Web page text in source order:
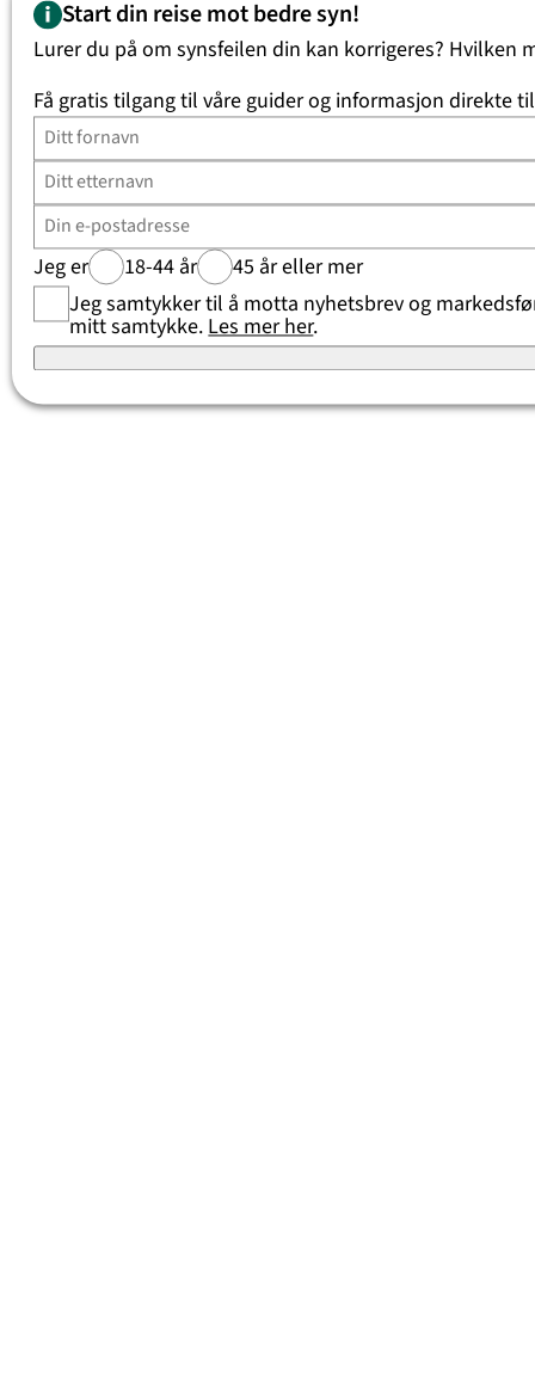
Start din reise mot bedre syn!
Lurer du på om synsfeilen din kan korrigeres? Hvilken
Få gratis tilgang til våre guider og informasjon direkte
Jeg er 18-44 år
45 år eller mer
Jeg samtykker til å motta nyhetsbrev og
mitt samtykke.Les mer her.